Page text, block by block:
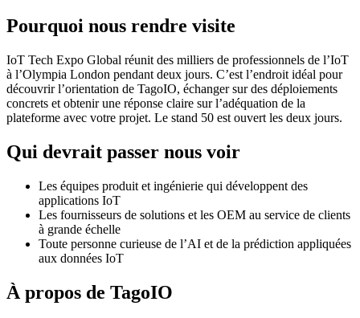
Pourquoi nous rendre visite
IoT Tech Expo Global réunit des milliers de professionnels de l’IoT
à l’Olympia London pendant deux jours. C’est l’endroit idéal pour
découvrir l’orientation de TagoIO, échanger sur des déploiements
concrets et obtenir une réponse claire sur l’adéquation de la
plateforme avec votre projet. Le stand 50 est ouvert les deux jours.
Qui devrait passer nous voir
Les équipes produit et ingénierie qui développent des
applications IoT
Les fournisseurs de solutions et les OEM au service de clients
à grande échelle
Toute personne curieuse de l’AI et de la prédiction appliquées
aux données IoT
À propos de TagoIO